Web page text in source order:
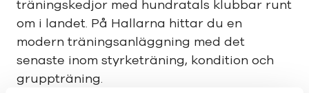
träningskedjor med hundratals klubbar runt
om i landet. På Hallarna hittar du en
modern träningsanläggning med det
senaste inom styrketräning, kondition och
gruppträning.